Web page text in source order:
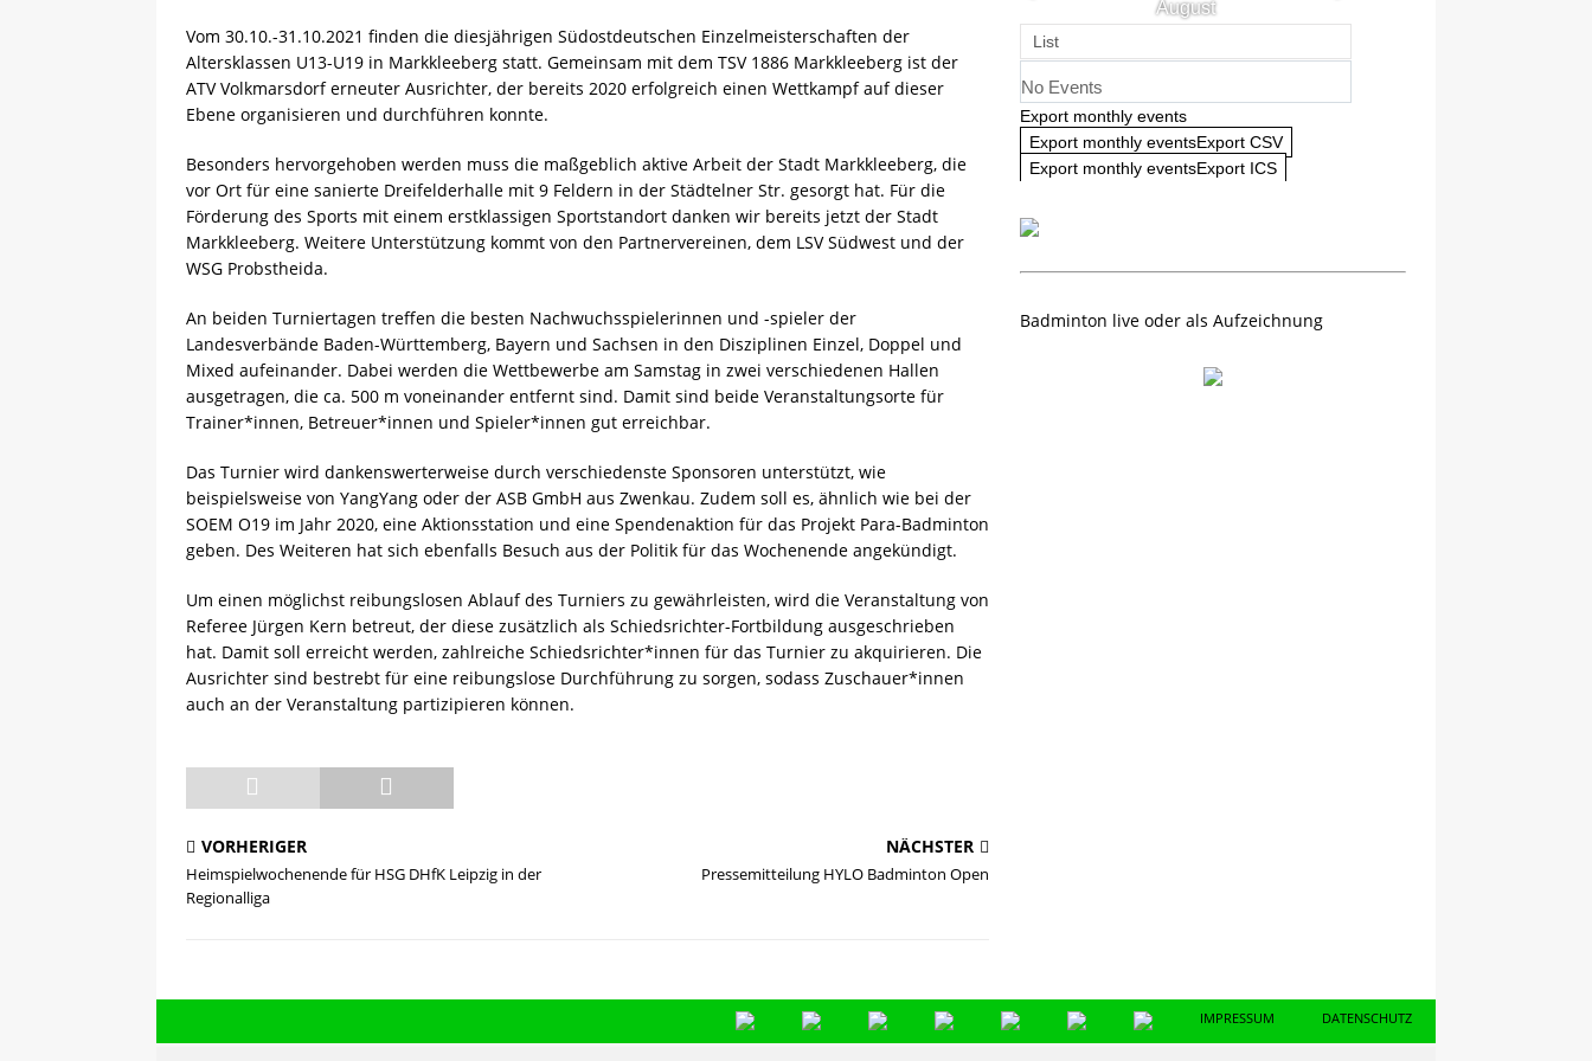
[ 13.05.2025 ]
Sächsische Rangliste U09 und U11 NEWS
Vom 30.10.-31.10.2021 finden die diesjährigen Südostdeutschen Einzelmeisterschaften der
Altersklassen U13-U19 in Markkleeberg statt. Gemeinsam mit dem TSV 1886 Markkleeberg ist der
ATV Volkmarsdorf erneuter Ausrichter, der bereits 2020 erfolgreich einen Wettkampf auf dieser
Ebene organisieren und durchführen konnte.
Besonders hervorgehoben werden muss die maßgeblich aktive Arbeit der Stadt Markkleeberg, die
vor Ort für eine sanierte Dreifelderhalle mit 9 Feldern in der Städtelner Str. gesorgt hat. Für die
Förderung des Sports mit einem erstklassigen Sportstandort danken wir bereits jetzt der Stadt
Markkleeberg. Weitere Unterstützung kommt von den Partnervereinen, dem LSV Südwest und der
WSG Probstheida.
An beiden Turniertagen treffen die besten Nachwuchsspielerinnen und -spieler der
Landesverbände Baden-Württemberg, Bayern und Sachsen in den Disziplinen Einzel, Doppel und
Mixed aufeinander. Dabei werden die Wettbewerbe am Samstag in zwei verschiedenen Hallen
ausgetragen, die ca. 500 m voneinander entfernt sind. Damit sind beide Veranstaltungsorte für
Trainer*innen, Betreuer*innen und Spieler*innen gut erreichbar.
Das Turnier wird dankenswerterweise durch verschiedenste Sponsoren unterstützt, wie
beispielsweise von YangYang oder der ASB GmbH aus Zwenkau. Zudem soll es, ähnlich wie bei der
SOEM O19 im Jahr 2020, eine Aktionsstation und eine Spendenaktion für das Projekt Para-Badminton
geben. Des Weiteren hat sich ebenfalls Besuch aus der Politik für das Wochenende angekündigt.
Um einen möglichst reibungslosen Ablauf des Turniers zu gewährleisten, wird die Veranstaltung von
Referee Jürgen Kern betreut, der diese zusätzlich als Schiedsrichter-Fortbildung ausgeschrieben
hat. Damit soll erreicht werden, zahlreiche Schiedsrichter*innen für das Turnier zu akquirieren. Die
Ausrichter sind bestrebt für eine reibungslose Durchführung zu sorgen, sodass Zuschauer*innen
auch an der Veranstaltung partizipieren können.
VORHERIGER
Heimspielwochenende für HSG DHfK Leipzig in der
Regionalliga
NÄCHSTER
Pressemitteilung HYLO Badminton Open
August
List
No Events
Export monthly events
Export monthly eventsExport CSV
Export monthly eventsExport ICS
Badminton live oder als Aufzeichnung
IMPRESSUM DATENSCHUTZ